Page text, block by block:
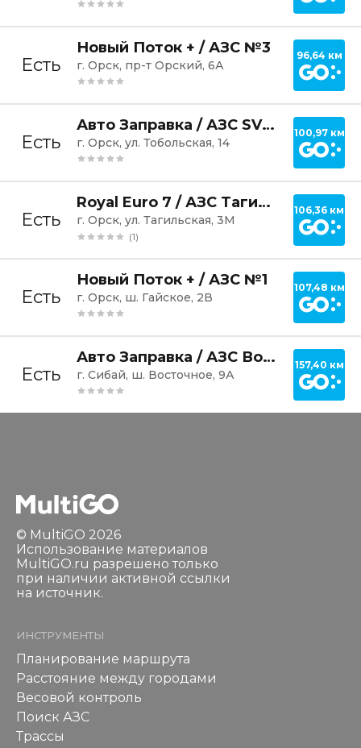
Есть
Новый Поток + / АЗС №3
г. Орск, пр-т Орский, 6А
96,64 км
Есть
Авто Заправка / АЗС SV Petrol
г. Орск, ул. Тобольская, 14
100,97 км
Есть
Royal Euro 7 / АЗС Тагильская
г. Орск, ул. Тагильская, 3М
(1)
106,36 км
Есть
Новый Поток + / АЗС №1
г. Орск, ш. Гайское, 2В
107,48 км
Есть
Авто Заправка / АЗС Восток-Ойл
г. Сибай, ш. Восточное, 9А
157,40 км
© MultiGO 2026
Использование материалов
MultiGO.ru разрешено только
при наличии активной ссылки
на источник.
ИНСТРУМЕНТЫ
Планирование маршрута
Расстояние между городами
Весовой контроль
Поиск АЗС
Трассы